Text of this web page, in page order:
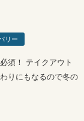
リー
須！ テイクアウト
りにもなるので冬の